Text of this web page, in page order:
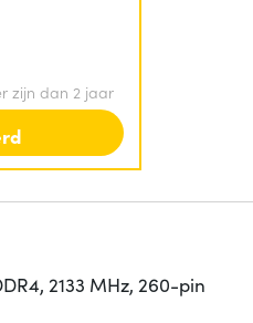
zijn dan 2 jaar
2133 MHz, 260-pin